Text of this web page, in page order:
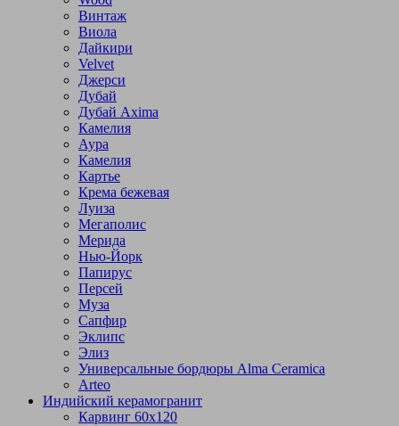
Винтаж
Виола
Дайкири
Velvet
Джерси
Дубай
Дубай Axima
Камелия
Аура
Камелия
Картье
Крема бежевая
Луиза
Мегаполис
Мерида
Нью-Йорк
Папирус
Персей
Муза
Сапфир
Эклипс
Элиз
Универсальные бордюры Alma Ceramica
Arteo
Индийский керамогранит
Карвинг 60х120